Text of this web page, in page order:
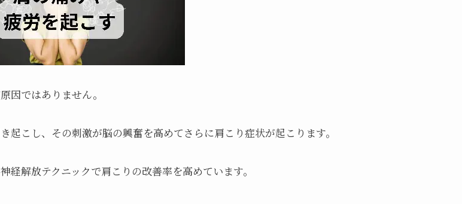
因ではありません。
こし、その刺激が脳の興奮を高めてさらに肩こり症状が起こります。
解放テクニックで肩こりの改善率を高めています。